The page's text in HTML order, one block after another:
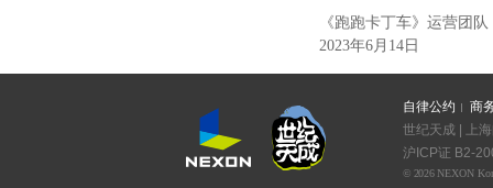
《跑跑卡丁车》运营团队
2023年6月14日
自律公约
商
世纪天成 | 上
沪ICP证 B2-
© 2026 NEXON